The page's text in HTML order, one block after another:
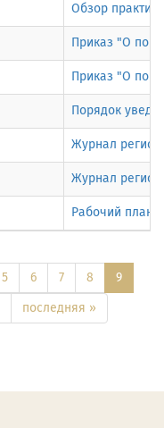
Обзор
Приказ "О
Приказ "О
Порядок
Журнал
Журнал
​Рабочий план
5 6 7 8
9
последняя »